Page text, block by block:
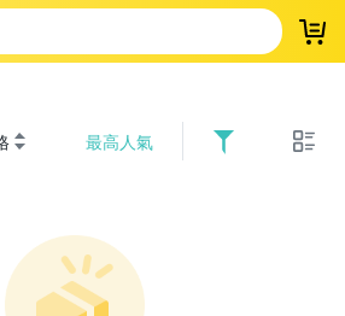
登
最高人氣